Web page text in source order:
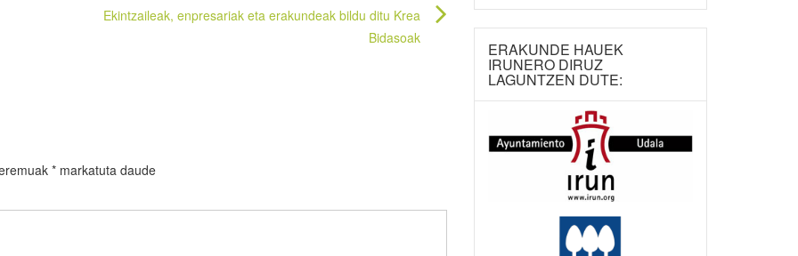
Ekintzaileak, enpresariak eta erakundeak bildu ditu Krea
Bidasoak
* markatuta daude
ERAKUNDE HAUEK
IRUNERO DIRUZ
LAGUNTZEN DUTE: